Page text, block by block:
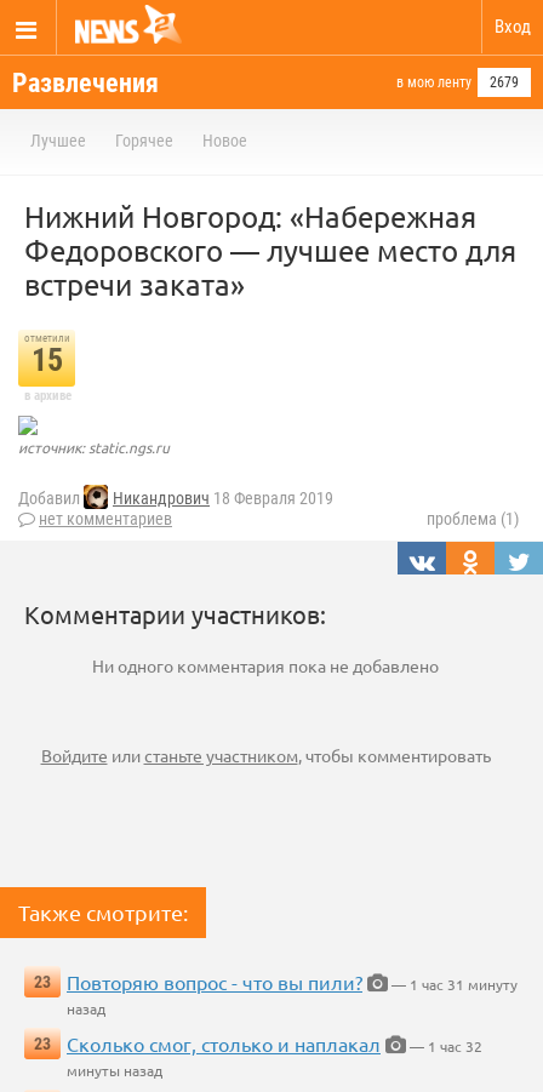
Вход
Развлечения в мою ленту 2679
Лучшее Горячее Новое
Нижний Новгород: «Набережная
Федоровского — лучшее место для
встречи заката»
отметили
15
в архиве
источник: static.ngs.ru
Добавил Никандрович 18 Февраля 2019
нет комментариев
проблема (1)
Комментарии участников:
Ни одного комментария пока не добавлено
Войдите илистаньте участником, чтобы комментировать
Также смотрите:
23 Повторяю вопрос - что вы пили?
— 1 час 31 минуту
назад
23
Сколько смог, столько и наплакал
— 1 час 32
минуты назад